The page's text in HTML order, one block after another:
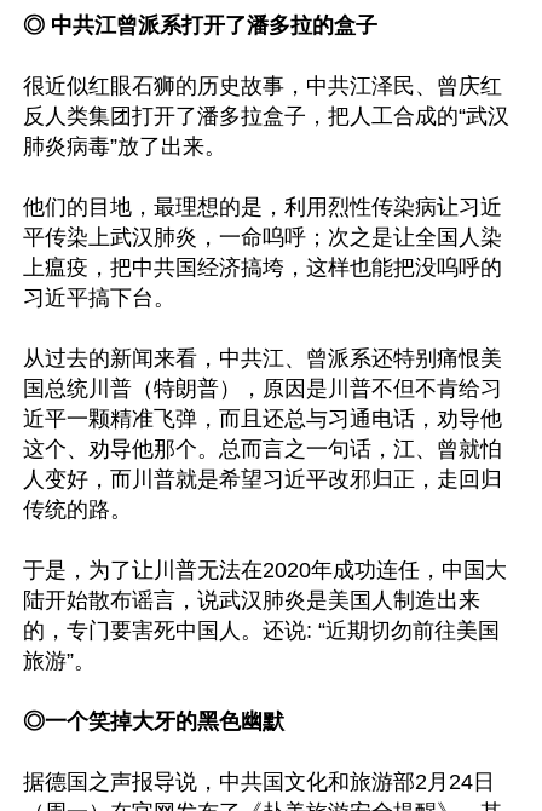
◎ 中共江曾派系打开了潘多拉的盒子
很近似红眼石狮的历史故事，中共江泽民、曾庆红
反人类集团打开了潘多拉盒子，把人工合成的“武汉
肺炎病毒”放了出来。
他们的目地，最理想的是，利用烈性传染病让习近
平传染上武汉肺炎，一命呜呼；次之是让全国人染
上瘟疫，把中共国经济搞垮，这样也能把没呜呼的
习近平搞下台。
从过去的新闻来看，中共江、曾派系还特别痛恨美
国总统川普（特朗普），原因是川普不但不肯给习
近平一颗精准飞弹，而且还总与习通电话，劝导他
这个、劝导他那个。总而言之一句话，江、曾就怕
人变好，而川普就是希望习近平改邪归正，走回归
传统的路。
于是，为了让川普无法在2020年成功连任，中国大
陆开始散布谣言，说武汉肺炎是美国人制造出来
的，专门要害死中国人。还说: “近期切勿前往美国
旅游”。
◎一个笑掉大牙的黑色幽默
据德国之声报导说，中共国文化和旅游部2月24日